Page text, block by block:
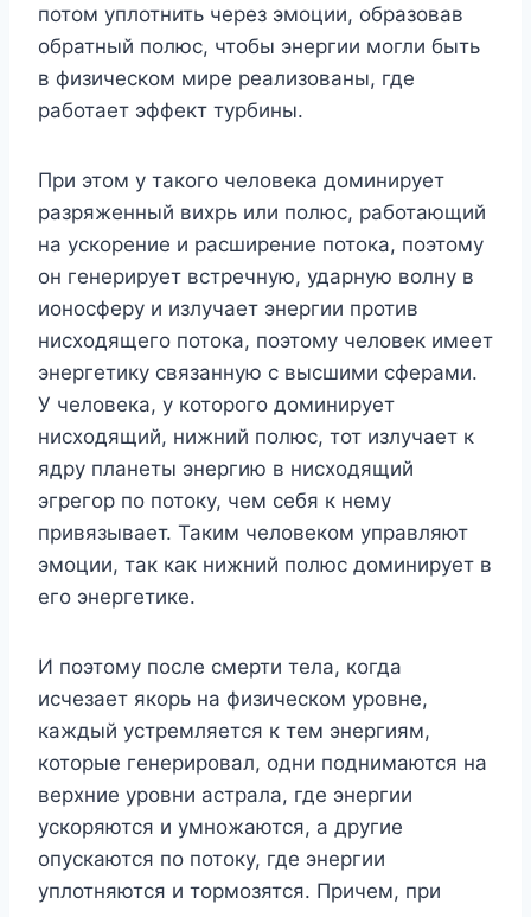
потом уплотнить через эмоции, образовав
обратный полюс, чтобы энергии могли быть
в физическом мире реализованы, где
работает эффект турбины.
При этом у такого человека доминирует
разряженный вихрь или полюс, работающий
на ускорение и расширение потока, поэтому
он генерирует встречную, ударную волну в
ионосферу и излучает энергии против
нисходящего потока, поэтому человек имеет
энергетику связанную с высшими сферами.
У человека, у которого доминирует
нисходящий, нижний полюс, тот излучает к
ядру планеты энергию в нисходящий
эгрегор по потоку, чем себя к нему
привязывает. Таким человеком управляют
эмоции, так как нижний полюс доминирует в
его энергетике.
И поэтому после смерти тела, когда
исчезает якорь на физическом уровне,
каждый устремляется к тем энергиям,
которые генерировал, одни поднимаются на
верхние уровни астрала, где энергии
ускоряются и умножаются, а другие
опускаются по потоку, где энергии
уплотняются и тормозятся. Причем, при